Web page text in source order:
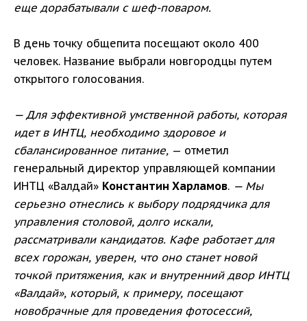
еще дорабатывали с шеф-поваром.
В день точку общепита посещают около 400
человек. Название выбрали новгородцы путем
открытого голосования.
— Для эффективной умственной работы, которая
идет в ИНТЦ, необходимо здоровое и
сбалансированное питание, — отметил
генеральный директор управляющей компании
ИНТЦ «Валдай» Константин Харламов. — Мы
серьезно отнеслись к выбору подрядчика для
управления столовой, долго искали,
рассматривали кандидатов. Кафе работает для
всех горожан, уверен, что оно станет новой
точкой притяжения, как и внутренний двор ИНТЦ
«Валдай», который, к примеру, посещают
новобрачные для проведения фотосессий,